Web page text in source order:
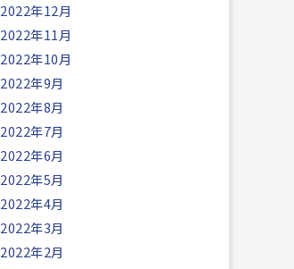
2022年12月
2022年11月
2022年10月
2022年9月
2022年8月
2022年7月
2022年6月
2022年5月
2022年4月
2022年3月
2022年2月